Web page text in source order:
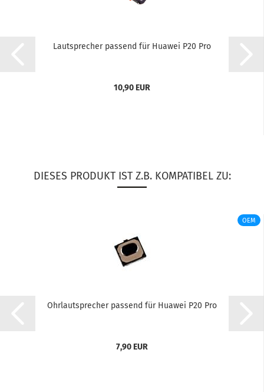
Laut­spre­cher pas­send für Hua­wei P20 Pro
10,90 EUR
DIESES PRODUKT IST Z.B. KOMPATIBEL ZU:
OEM
Ohr­laut­spre­cher pas­send für Hua­wei P20 Pro
7,90 EUR